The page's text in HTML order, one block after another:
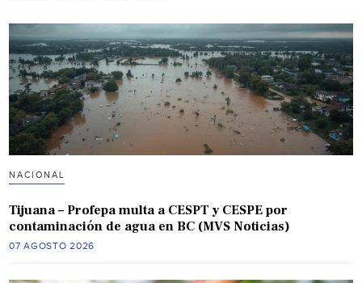
NACIONAL
Tijuana – Profepa multa a CESPT y CESPE por
contaminación de agua en BC (MVS Noticias)
07 AGOSTO 2026